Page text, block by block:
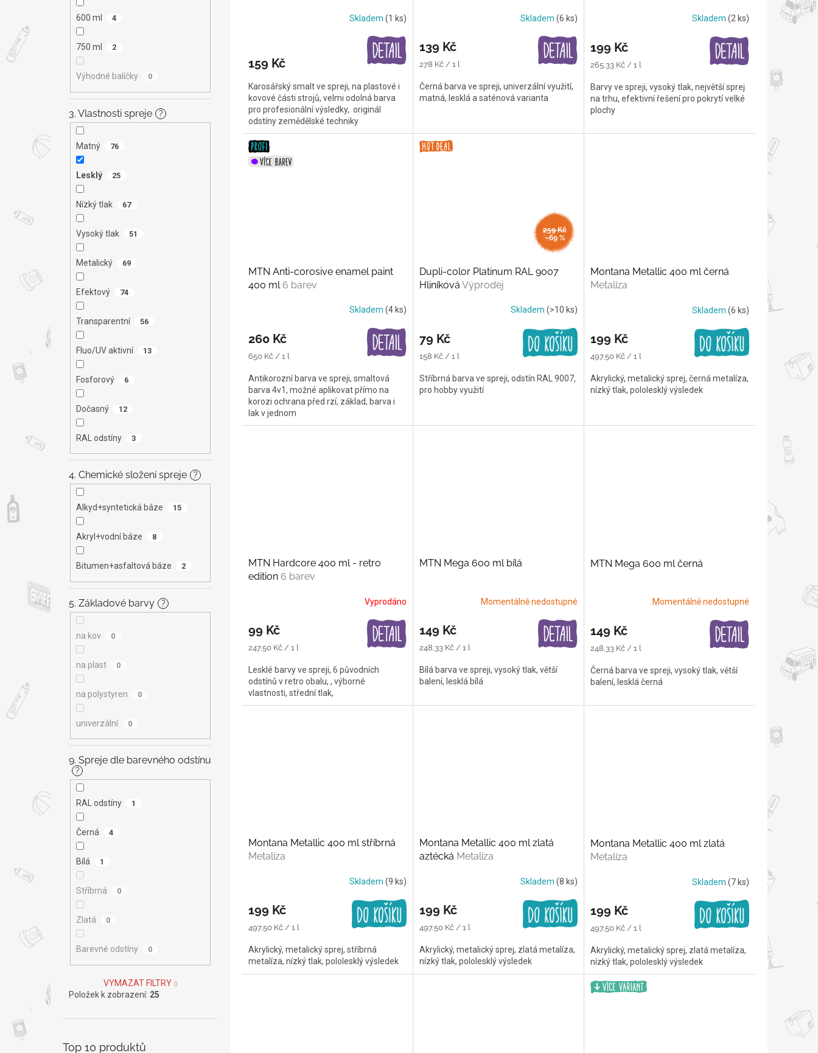
600 ml 4
750 ml 2
Výhodné balíčky 0
3. Vlastnosti spreje ?
Matný 76
Lesklý 25
Nízký tlak 67
Vysoký tlak 51
Metalický 69
Efektový 74
Transparentní 56
Fluo/UV aktivní 13
Fosforový 6
Dočasný 12
RAL odstíny 3
4. Chemické složení spreje ?
Alkyd+syntetická báze 15
Akryl+vodní báze 8
Bitumen+asfaltová báze 2
5. Základové barvy ?
na kov 0
na plast 0
na polystyren 0
univerzální 0
9. Spreje dle barevného odstínu
?
RAL odstíny 1
Černá 4
Bílá 1
Stříbrná 0
Zlatá 0
Barevné odstíny 0
VYMAZAT FILTRY
Položek k zobrazení: 25
Top 10 produktů
Skladem (1 ks)
159 Kč
Karosářský smalt ve spreji, na plastové i
kovové části strojů, velmi odolná barva
pro profesionální výsledky, originál
odstíny zemědělské techniky
Skladem (6 ks)
139 Kč
Měrná
278 Kč / 1 l
Černá barva ve spreji, univerzální využití,
matná, lesklá a saténová varianta
Skladem (2 ks)
199 Kč
Měrná
265,33 Kč / 1 l
Barvy ve spreji, vysoký tlak, největší sprej
na trhu, efektivní řešení pro pokrytí velké
plochy
MTN Anti-corosive enamel paint
400 ml 6 barev
Skladem (4 ks)
260 Kč
Měrná
650 Kč / 1 l
Antikorozní barva ve spreji, smaltová
barva 4v1, možné aplikovat přímo na
korozi ochrana před rzí, základ, barva i
lak v jednom
259 Kč
–69 %
Dupli-color Platinum RAL 9007
Hliníková Výprodej
Skladem (>10 ks)
79 Kč
Měrná
158 Kč / 1 l
Stříbrná barva ve spreji, odstín RAL 9007,
pro hobby využití
Montana Metallic 400 ml černá
Metalíza
Skladem (6 ks)
199 Kč
Měrná
497,50 Kč / 1 l
Akrylický, metalický sprej, černá metalíza,
nízký tlak, pololesklý výsledek
MTN Hardcore 400 ml - retro
edition 6 barev
Vyprodáno
99 Kč
Měrná
247,50 Kč / 1 l
Lesklé barvy ve spreji, 6 původních
odstínů v retro obalu, , výborné
vlastnosti, střední tlak,
MTN Mega 600 ml bílá
Momentálně nedostupné
149 Kč
Měrná
248,33 Kč / 1 l
Bílá barva ve spreji, vysoký tlak, větší
balení, lesklá bílá
MTN Mega 600 ml černá
Momentálně nedostupné
149 Kč
Měrná
248,33 Kč / 1 l
Černá barva ve spreji, vysoký tlak, větší
balení, lesklá černá
Montana Metallic 400 ml stříbrná
Metalíza
Skladem (9 ks)
199 Kč
Měrná
497,50 Kč / 1 l
Akrylický, metalický sprej, stříbrná
metalíza, nízký tlak, pololesklý výsledek
Montana Metallic 400 ml zlatá
aztécká Metalíza
Skladem (8 ks)
199 Kč
Měrná
497,50 Kč / 1 l
Akrylický, metalický sprej, zlatá metalíza,
nízký tlak, pololesklý výsledek
Montana Metallic 400 ml zlatá
Metalíza
Skladem (7 ks)
199 Kč
Měrná
497,50 Kč / 1 l
Akrylický, metalický sprej, zlatá metalíza,
nízký tlak, pololesklý výsledek